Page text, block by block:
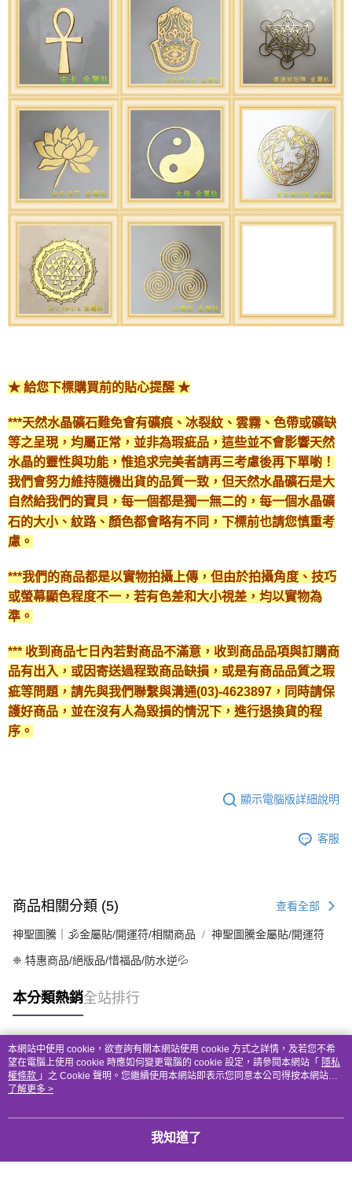
★ 給您下標購買前的貼心提醒 ★
***天然水晶礦石難免會有礦痕、冰裂紋、雲霧、色帶或礦缺
等之呈現，均屬正常，並非為瑕疵品，這些並不會影響天然
水晶的靈性與功能，惟追求完美者請再三考慮後再下單喲！
我們會努力維持隨機出貨的品質一致，但天然水晶礦石是大
自然給我們的寶貝，每一個都是獨一無二的，每一個水晶礦
石的大小、紋路、顏色都會略有不同，下標前也請您慎重考
慮。
***我們的商品都是以實物拍攝上傳，但由於拍攝角度、技巧
或螢幕顯色程度不一，若有色差和大小視差，均以實物為
準。
*** 收到商品七日內若對商品不滿意，收到商品品項與訂購商
品有出入，或因寄送過程致商品缺損，或是有商品品質之瑕
疵等問題，請先與我們聯繫與溝通(03)-4623897，同時請保
護好商品，並在沒有人為毀損的情況下，進行退換貨的程
序。
顯示電腦版詳細說明
客服
商品相關分類 (5) 查看全部
神聖圖騰｜🕉金屬貼/開運符/相關商品 神聖圖騰金屬貼/開運符
❈ 特惠商品/絕版品/惜福品/防水逆💦
本分類熱銷全站排行
熱門標籤
本網站中使用 cookie，欲查詢有關本網站使用 cookie 方式之詳情，及若您不希
望在電腦上使用 cookie 時應如何變更電腦的 cookie 設定，請參閱本網站「 隱私
權條款 」之 Cookie 聲明。您繼續使用本網站即表示您同意本公司得按本網站使
用條款之 Cookie 聲明使用 cookie。
了解更多 >
我知道了